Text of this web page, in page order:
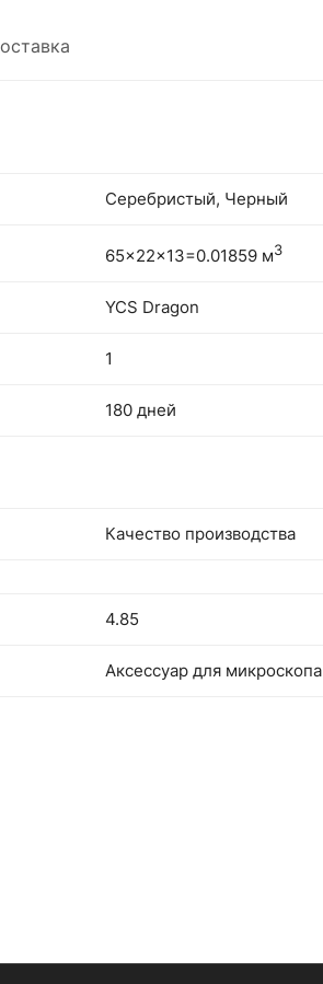
Серебристый, Черный
65x22x13=0.01859 м3
YCS Dragon
1
180 дней
Качество производства
4.85
Аксессуар для микроскопа